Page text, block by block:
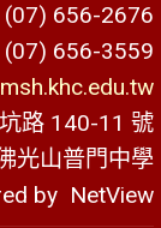
(07) 656-2676
(07) 656-3559
路 140-11 號
光山普門中學
by NetView